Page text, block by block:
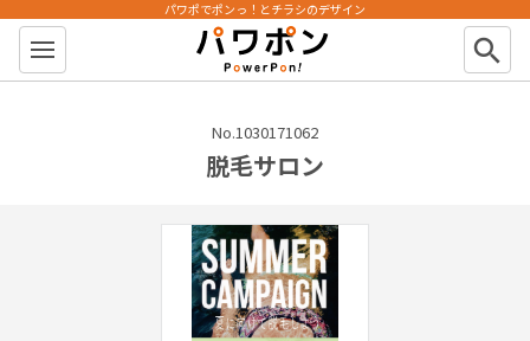
パワポン
パワポでポンっ！とチラシのデザイン
search
No.1030171062
脱毛サロン